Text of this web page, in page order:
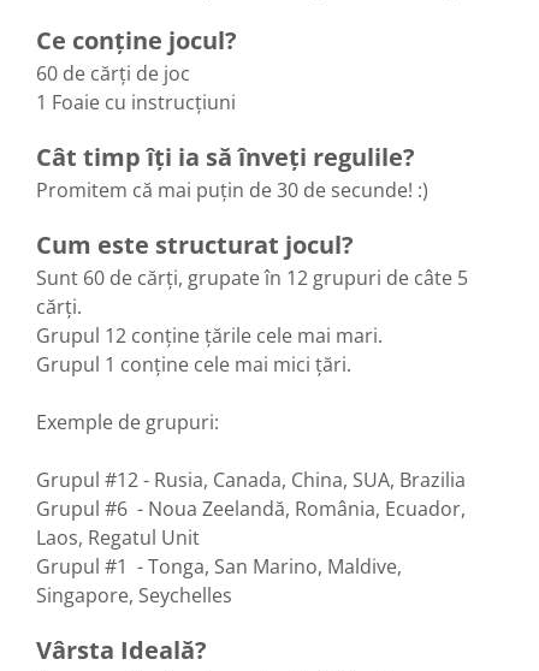
Ce conține jocul?
60 de cărți de joc
1 Foaie cu instrucțiuni
Cât timp îți ia să înveți regulile?
Promitem că mai puțin de 30 de secunde! :)
Cum este structurat jocul?
Sunt 60 de cărți, grupate în 12 grupuri de câte 5
cărți.
Grupul 12 conține țările cele mai mari.
Grupul 1 conține cele mai mici țări.
Exemple de grupuri:
Grupul #12 - Rusia, Canada, China, SUA, Brazilia
Grupul #6 - Noua Zeelandă, România, Ecuador,
Laos, Regatul Unit
Grupul #1 - Tonga, San Marino, Maldive,
Singapore, Seychelles
Vârsta Ideală?